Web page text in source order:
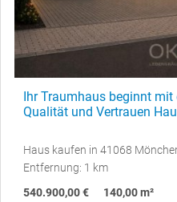
Ihr Traumhaus beginnt
Qualität und Vertrauen
Haus kaufen in 41068
Entfernung: 1 km
540.900,00 €
140,00 m²